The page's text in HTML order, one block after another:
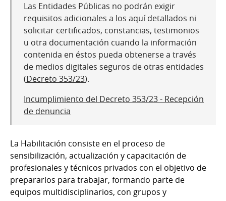
Las Entidades Públicas no podrán exigir
requisitos adicionales a los aquí detallados ni
solicitar certificados, constancias, testimonios
u otra documentación cuando la información
contenida en éstos pueda obtenerse a través
de medios digitales seguros de otras entidades
(Decreto 353/23).
Incumplimiento del Decreto 353/23 - Recepción
de denuncia
La Habilitación consiste en el proceso de
sensibilización, actualización y capacitación de
profesionales y técnicos privados con el objetivo de
prepararlos para trabajar, formando parte de
equipos multidisciplinarios, con grupos y